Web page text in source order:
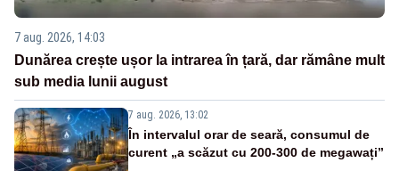
7 aug. 2026, 14:03
Dunărea crește ușor la intrarea în țară, dar rămâne mult
sub media lunii august
7 aug. 2026, 13:02
În intervalul orar de seară, consumul de
curent „a scăzut cu 200-300 de megawați”